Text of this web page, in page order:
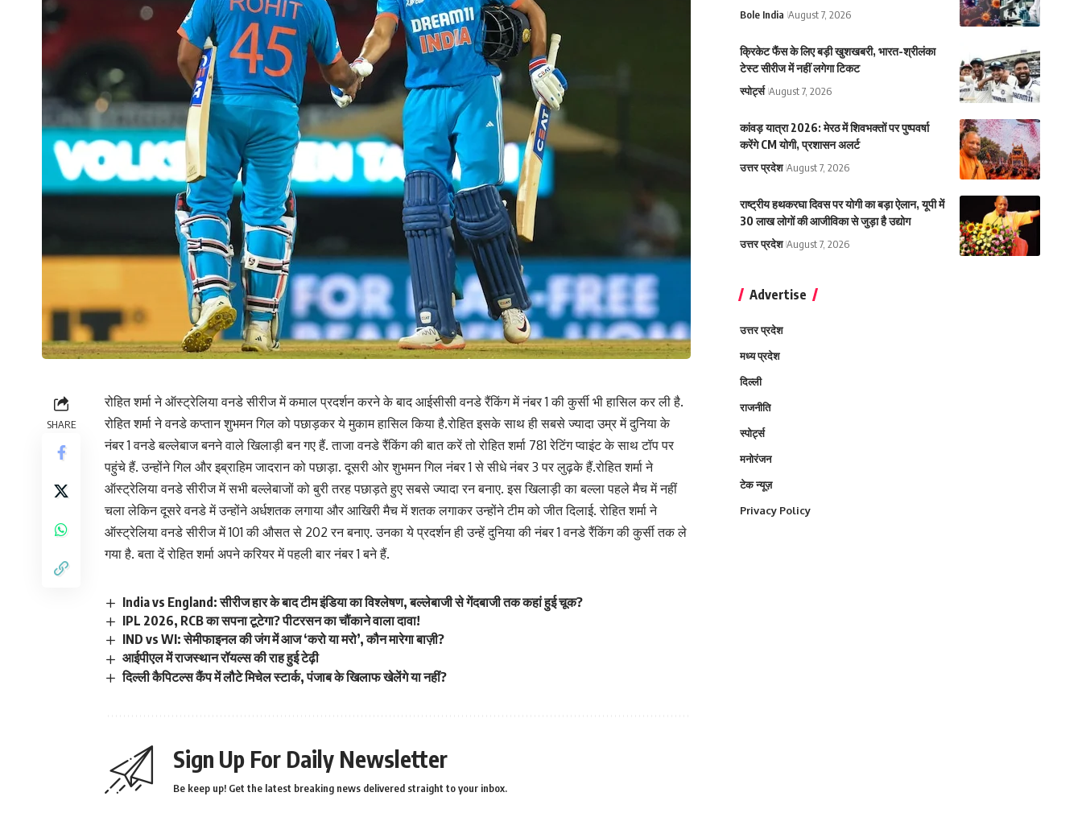
SHARE
रोहित शर्मा ने ऑस्ट्रेलिया वनडे सीरीज में कमाल प्रदर्शन करने के बाद आईसीसी वनडे रैंकिंग में नंबर 1 की कुर्सी भी हासिल कर ली है.
रोहित शर्मा ने वनडे कप्तान शुभमन गिल को पछाड़कर ये मुकाम हासिल किया है.रोहित इसके साथ ही सबसे ज्यादा उम्र में दुनिया के
नंबर 1 वनडे बल्लेबाज बनने वाले खिलाड़ी बन गए हैं. ताजा वनडे रैंकिंग की बात करें तो रोहित शर्मा 781 रेटिंग प्वाइंट के साथ टॉप पर
पहुंचे हैं. उन्होंने गिल और इब्राहिम जादरान को पछाड़ा. दूसरी ओर शुभमन गिल नंबर 1 से सीधे नंबर 3 पर लुढ़के हैं.रोहित शर्मा ने
ऑस्ट्रेलिया वनडे सीरीज में सभी बल्लेबाजों को बुरी तरह पछाड़ते हुए सबसे ज्यादा रन बनाए. इस खिलाड़ी का बल्ला पहले मैच में नहीं
चला लेकिन दूसरे वनडे में उन्होंने अर्धशतक लगाया और आखिरी मैच में शतक लगाकर उन्होंने टीम को जीत दिलाई. रोहित शर्मा ने
ऑस्ट्रेलिया वनडे सीरीज में 101 की औसत से 202 रन बनाए. उनका ये प्रदर्शन ही उन्हें दुनिया की नंबर 1 वनडे रैंकिंग की कुर्सी तक ले
गया है. बता दें रोहित शर्मा अपने करियर में पहली बार नंबर 1 बने हैं.
India vs England: सीरीज हार के बाद टीम इंडिया का विश्लेषण, बल्लेबाजी से गेंदबाजी तक कहां हुई चूक?
IPL 2026, RCB का सपना टूटेगा? पीटरसन का चौंकाने वाला दावा!
IND vs WI: सेमीफाइनल की जंग में आज ‘करो या मरो’, कौन मारेगा बाज़ी?
आईपीएल में राजस्थान रॉयल्स की राह हुई टेढ़ी
दिल्ली कैपिटल्स कैंप में लौटे मिचेल स्टार्क, पंजाब के खिलाफ खेलेंगे या नहीं?
Sign Up For Daily Newsletter
Be keep up! Get the latest breaking news delivered straight to your inbox.
Bole India August 7, 2026
क्रिकेट फैंस के लिए बड़ी खुशखबरी, भारत-श्रीलंका
टेस्ट सीरीज में नहीं लगेगा टिकट
स्पोर्ट्स August 7, 2026
कांवड़ यात्रा 2026: मेरठ में शिवभक्तों पर पुष्पवर्षा
करेंगे CM योगी, प्रशासन अलर्ट
उत्तर प्रदेश August 7, 2026
राष्ट्रीय हथकरघा दिवस पर योगी का बड़ा ऐलान, यूपी में
30 लाख लोगों की आजीविका से जुड़ा है उद्योग
उत्तर प्रदेश August 7, 2026
Advertise
उत्तर प्रदेश
मध्य प्रदेश
दिल्ली
राजनीति
स्पोर्ट्स
मनोरंजन
टेक न्यूज़
Privacy Policy